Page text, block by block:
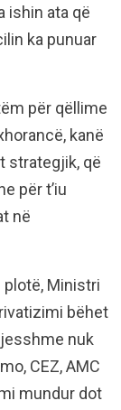
ishin ata që
ka punuar
për qëllime
kanë
strategjik, që
për t’iu
në
Ministri
bëhet
nuk
CEZ, AMC
mundur dot